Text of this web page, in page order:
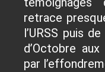
retrace
l’URSS puis
d’Octobre
par